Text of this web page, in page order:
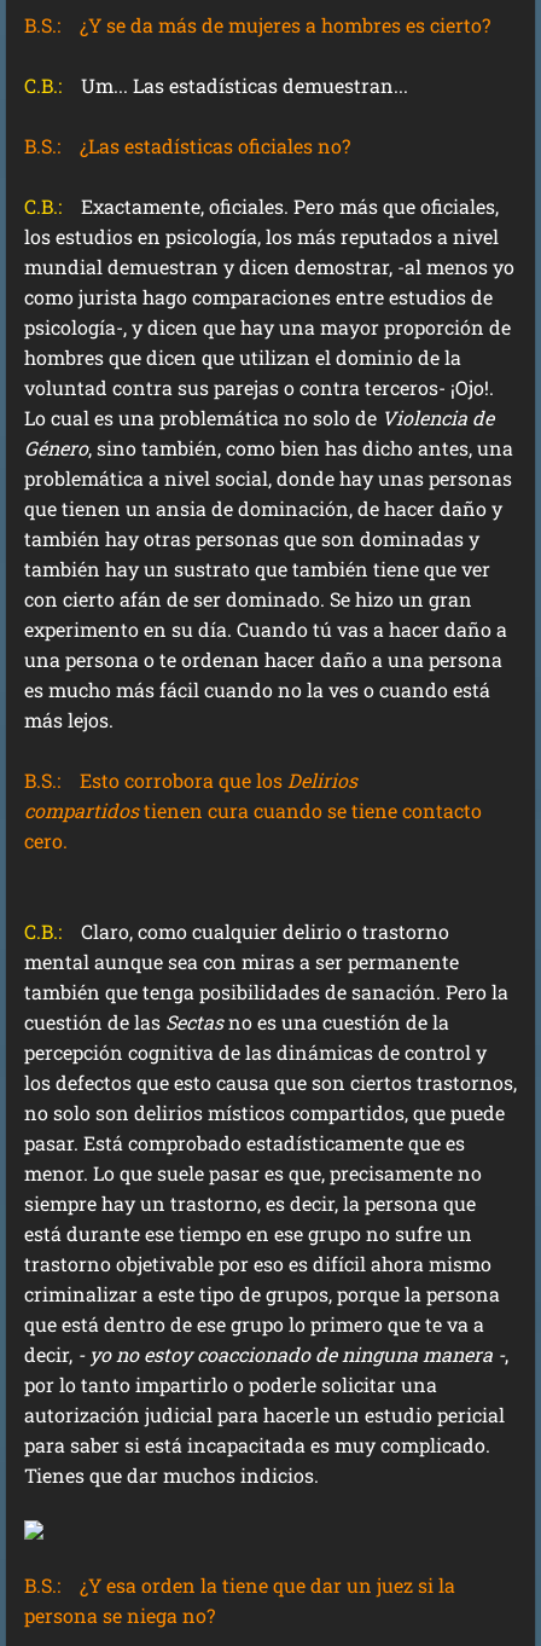
B.S.: ¿Y se da más de mujeres a hombres es cierto?
C.B.: Um... Las estadísticas demuestran...
B.S.: ¿Las estadísticas oficiales no?
C.B.: Exactamente, oficiales. Pero más que oficiales,
los estudios en psicología, los más reputados a nivel
mundial demuestran y dicen demostrar, -al menos yo
como jurista hago comparaciones entre estudios de
psicología-, y dicen que hay una mayor proporción de
hombres que dicen que utilizan el dominio de la
voluntad contra sus parejas o contra terceros- ¡Ojo!.
Lo cual es una problemática no solo de Violencia de
Género, sino también, como bien has dicho antes, una
problemática a nivel social, donde hay unas personas
que tienen un ansia de dominación, de hacer daño y
también hay otras personas que son dominadas y
también hay un sustrato que también tiene que ver
con cierto afán de ser dominado. Se hizo un gran
experimento en su día. Cuando tú vas a hacer daño a
una persona o te ordenan hacer daño a una persona
es mucho más fácil cuando no la ves o cuando está
más lejos.
B.S.: Esto corrobora que los Delirios
compartidostienen cura cuando se tiene contacto
cero.
C.B.:
Claro, como cualquier delirio o trastorno
mental aunque sea con miras a ser permanente
también que tenga posibilidades de sanación. Pero la
cuestión de las Sectasno es una cuestión de la
percepción cognitiva de las dinámicas de control y
los defectos que esto causa que son ciertos trastornos,
no solo son delirios místicos compartidos, que puede
pasar. Está comprobado estadísticamente que es
menor. Lo que suele pasar es que, precisamente no
siempre hay un trastorno, es decir, la persona que
está durante ese tiempo en ese grupo no sufre un
trastorno objetivable por eso es difícil ahora mismo
criminalizar a este tipo de grupos, porque la persona
que está dentro de ese grupo lo primero que te va a
decir, - yo no estoy coaccionado de ninguna manera -,
por lo tanto impartirlo o poderle solicitar una
autorización judicial para hacerle un estudio pericial
para saber si está incapacitada es muy complicado.
Tienes que dar muchos indicios.
B.S.:
¿Y esa orden la tiene que dar un juez si la
persona se niega no?